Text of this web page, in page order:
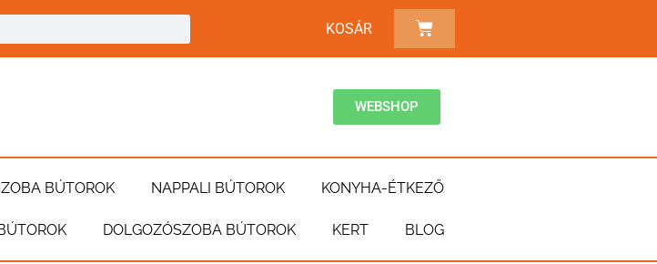
KOSÁR
WEBSHOP
BÚTOROK NAPPALI BÚTOROK KONYHA-ÉTKEZŐ
DOLGOZÓSZOBA BÚTOROK KERT BLOG